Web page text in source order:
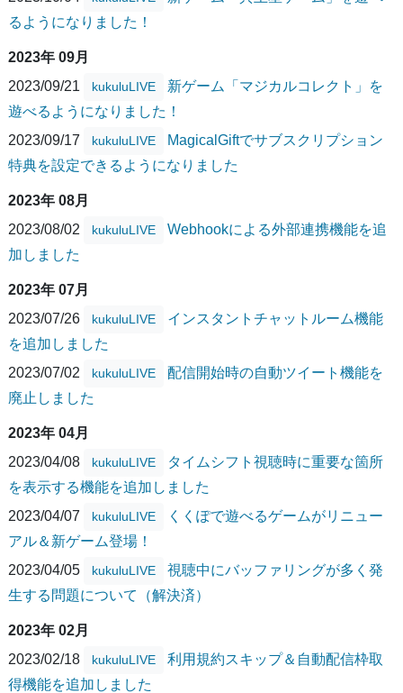
るようになりました！
2023年 09月
2023/09/21
kukuluLIVE
新ゲーム「マジカルコレクト」を
遊べるようになりました！
2023/09/17
kukuluLIVE
MagicalGiftでサブスクリプション
特典を設定できるようになりました
2023年 08月
2023/08/02
kukuluLIVE
Webhookによる外部連携機能を追
加しました
2023年 07月
2023/07/26
kukuluLIVE
インスタントチャットルーム機能
を追加しました
2023/07/02
kukuluLIVE
配信開始時の自動ツイート機能を
廃止しました
2023年 04月
2023/04/08
kukuluLIVE
タイムシフト視聴時に重要な箇所
を表示する機能を追加しました
2023/04/07
kukuluLIVE
くくぽで遊べるゲームがリニュー
アル＆新ゲーム登場！
2023/04/05
kukuluLIVE
視聴中にバッファリングが多く発
生する問題について（解決済）
2023年 02月
2023/02/18
kukuluLIVE
利用規約スキップ＆自動配信枠取
得機能を追加しました